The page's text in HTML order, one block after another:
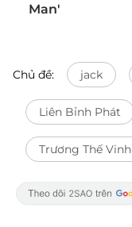
Man'
Chủ đề: jack
Liên Bỉnh Phát
Trương Thế Vinh